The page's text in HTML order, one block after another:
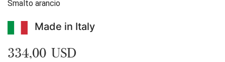
Smalto arancio
Made in Italy
334,00 USD